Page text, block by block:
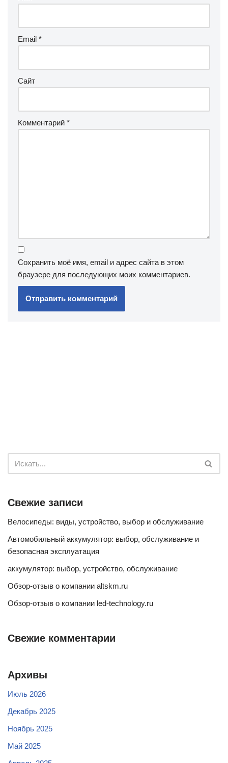
Email *
Сайт
Комментарий *
Сохранить моё имя, email и адрес сайта в этом
браузере для последующих моих комментариев.
Свежие записи
Велосипеды: виды, устройство, выбор и обслуживание
Автомобильный аккумулятор: выбор, обслуживание и
безопасная эксплуатация
аккумулятор: выбор, устройство, обслуживание
Обзор-отзыв о компании altskm.ru
Обзор-отзыв о компании led-technology.ru
Свежие комментарии
Архивы
Июль 2026
Декабрь 2025
Ноябрь 2025
Май 2025